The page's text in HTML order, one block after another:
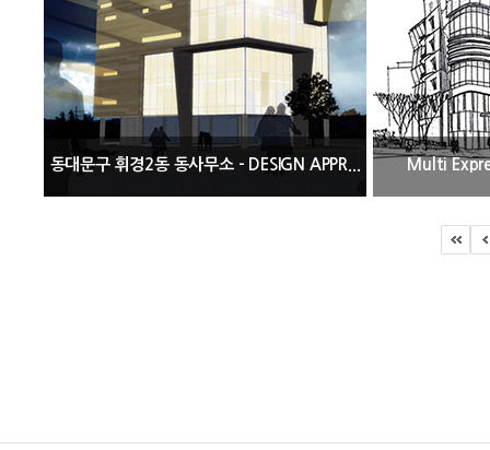
동대문구 휘경2동 동사무소 - DESIGN APPR... Multi